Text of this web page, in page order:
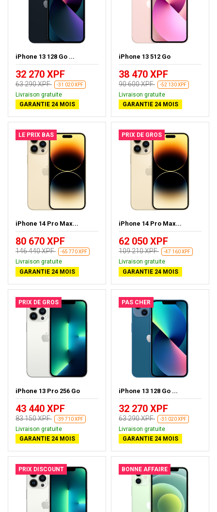
iPhone 13 128 Go ...
32 270 XPF
63 290 XPF -31 020 XPF
Livraison gratuite
GARANTIE 24 MOIS
iPhone 13 512 Go
38 470 XPF
90 600 XPF -52 130 XPF
Livraison gratuite
GARANTIE 24 MOIS
LE PRIX BAS
iPhone 14 Pro Max...
80 670 XPF
146 440 XPF -65 770 XPF
Livraison gratuite
GARANTIE 24 MOIS
PRIX DE GROS
iPhone 14 Pro Max...
62 050 XPF
109 210 XPF -47 160 XPF
Livraison gratuite
GARANTIE 24 MOIS
PRIX DE GROS
iPhone 13 Pro 256 Go
43 440 XPF
83 150 XPF -39 710 XPF
Livraison gratuite
GARANTIE 24 MOIS
PAS CHER
iPhone 13 128 Go ...
32 270 XPF
63 290 XPF -31 020 XPF
Livraison gratuite
GARANTIE 24 MOIS
PRIX DISCOUNT BONNE AFFAIRE